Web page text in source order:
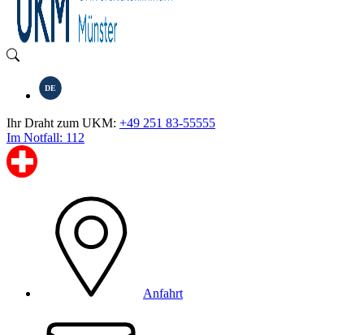
DE
Ihr Draht zum UKM: +49 251 83-55555
Im Notfall: 112
Anfahrt